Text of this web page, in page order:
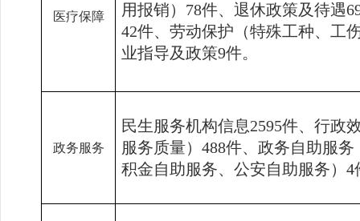
医疗保障
用报销） 78件、退休政策及待遇
42件、劳动保护（特殊工种、工
业指导及政策9件。
政务服务
民生服务机构信息2595件、行政
服务质量）488件、政务自助服
积金自助服务、公安自助服务）4